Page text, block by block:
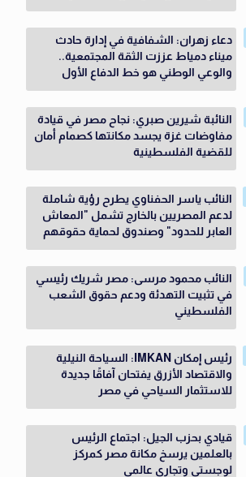
دعاء زهران: الشفافية في إدارة حادث
ميناء دمياط عززت الثقة المجتمعية..
والوعي الوطني هو خط الدفاع الأول
النائبة شيرين صبري: نجاح مصر في قيادة
مفاوضات غزة يجسد مكانتها كصمام أمان
للقضية الفلسطينية
النائب ياسر الحفناوي يطرح رؤية شاملة
لدعم المصريين بالخارج تشمل "المعاش
العابر للحدود" وصندوق لحماية حقوقهم
النائب محمود مرسى: مصر شريك رئيسي
في تثبيت التهدئة ودعم حقوق الشعب
الفلسطيني
رئيس إمكان IMKAN: السياحة النيلية
والاقتصاد الأزرق يفتحان آفاقًا جديدة
للاستثمار السياحي في مصر
قيادي بحزب الجيل: اجتماع الرئيس
بالعلمين يرسخ مكانة مصر كمركز
لوجستي وتجاري عالمي